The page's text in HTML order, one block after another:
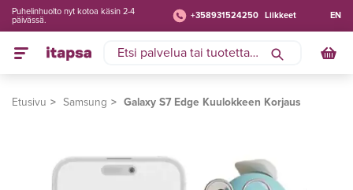
+358931524250 Liikkeet
Puhelinhuolto nyt kotoa käsin 2-4
päivässä.
EN
Etusivu Samsung Galaxy S7 Edge Kuulokkeen Korjaus